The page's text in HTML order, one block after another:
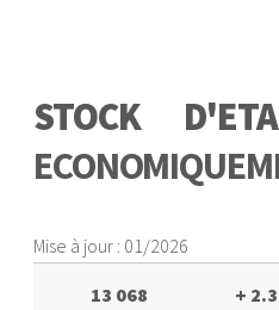
STOCK
Mise à jour : 01/2026
13 068 +